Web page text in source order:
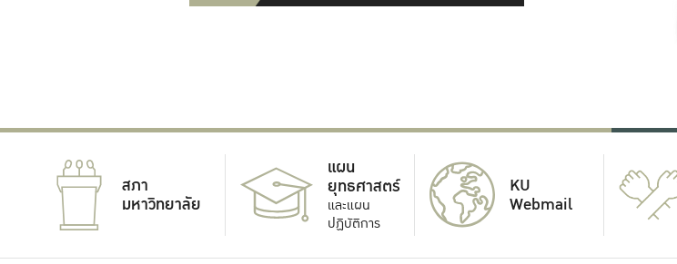
สภา
มหาวิทยาลัย
แผน
ยุทธศาสตร์
และแผน
ปฏิบัติการ
KU
Webmail